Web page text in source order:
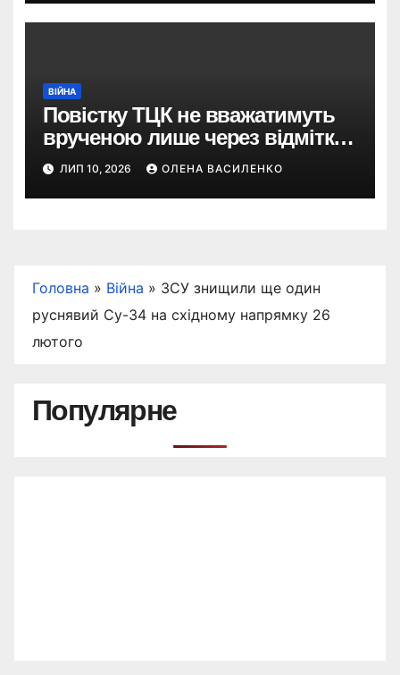
ВІЙНА
Повістку ТЦК не вважатимуть
врученою лише через відмітку
пошти: що пропонує новий
законопроєкт
ЛИП 10, 2026 ОЛЕНА ВАСИЛЕНКО
Головна » Війна » ЗСУ знищили ще один
руснявий Су-34 на східному напрямку 26
лютого
Популярне